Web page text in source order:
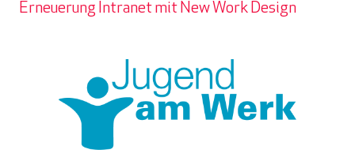
Erneuerung Intranet mit New Work Design